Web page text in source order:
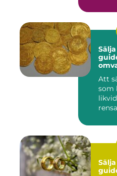
Att
som